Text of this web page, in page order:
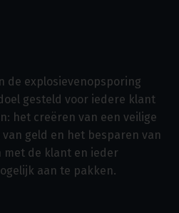
de explosievenopsporing
gesteld voor iedere klant
het creëren van een veilige
geld en het besparen van
de klant en ieder
aan te pakken.